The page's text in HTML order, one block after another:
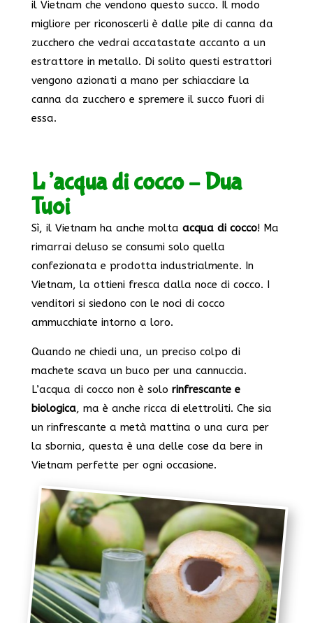
il Vietnam che vendono questo succo. Il modo
migliore per riconoscerli è dalle pile di canna da
zucchero che vedrai accatastate accanto a un
estrattore in metallo. Di solito questi estrattori
vengono azionati a mano per schiacciare la
canna da zucchero e spremere il succo fuori di
essa.
L’acqua di cocco – Dua
Tuoi
Sì, il Vietnam ha anche molta acqua di cocco! Ma
rimarrai deluso se consumi solo quella
confezionata e prodotta industrialmente. In
Vietnam, la ottieni fresca dalla noce di cocco. I
venditori si siedono con le noci di cocco
ammucchiate intorno a loro.
Quando ne chiedi una, un preciso colpo di
machete scava un buco per una cannuccia.
L’acqua di cocco non è solo rinfrescante e
biologica, ma è anche ricca di elettroliti. Che sia
un rinfrescante a metà mattina o una cura per
la sbornia, questa è una delle cose da bere in
Vietnam perfette per ogni occasione.